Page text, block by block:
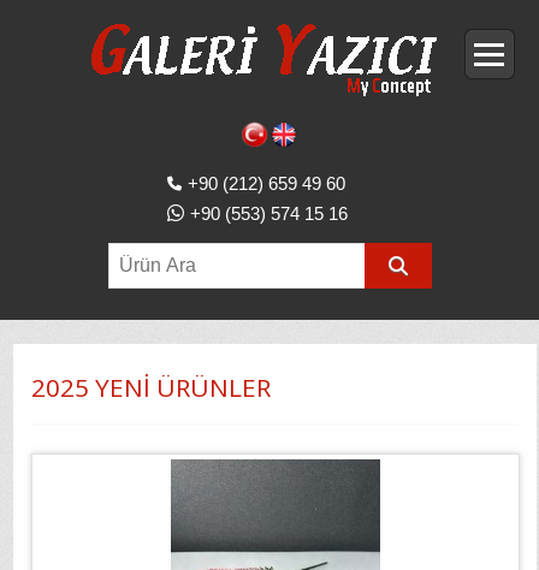
+90 (212) 659 49 60
+90 (553) 574 15 16
2025 YENİ ÜRÜNLER